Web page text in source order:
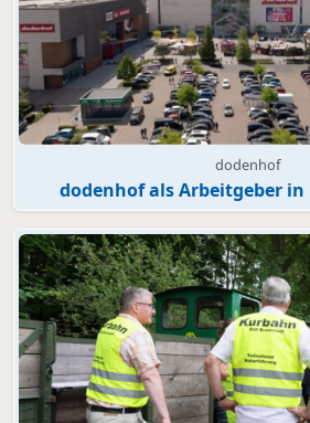
dodenhof
dodenhof als Arbeitgeber